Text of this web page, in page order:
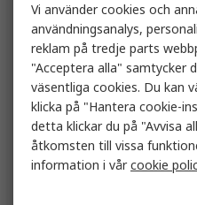
Vi använder cookies och
användningsanalys,
reklam på tredje parts
"Acceptera alla" samtycker
väsentliga cookies. Du kan
klicka på "Hantera cookie-
detta klickar du på "Avvisa
åtkomsten till vissa
information i vårcookie